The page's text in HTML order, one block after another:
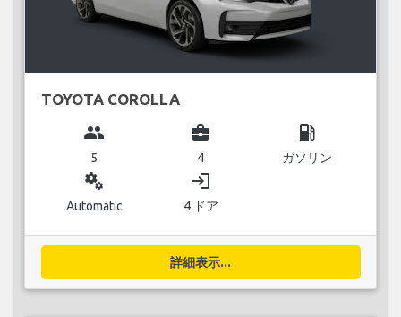
TOYOTA COROLLA
group
5
business_center
4
local_gas_station
ガソリン
miscellaneous_services
Automatic
login
4 ドア
詳細表示...